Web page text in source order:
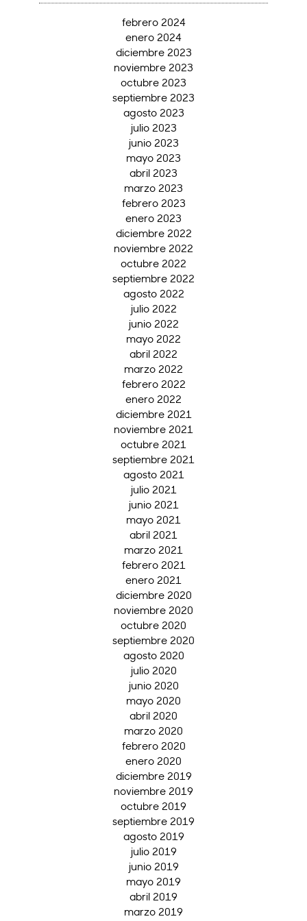
febrero 2024
enero 2024
diciembre 2023
noviembre 2023
octubre 2023
septiembre 2023
agosto 2023
julio 2023
junio 2023
mayo 2023
abril 2023
marzo 2023
febrero 2023
enero 2023
diciembre 2022
noviembre 2022
octubre 2022
septiembre 2022
agosto 2022
julio 2022
junio 2022
mayo 2022
abril 2022
marzo 2022
febrero 2022
enero 2022
diciembre 2021
noviembre 2021
octubre 2021
septiembre 2021
agosto 2021
julio 2021
junio 2021
mayo 2021
abril 2021
marzo 2021
febrero 2021
enero 2021
diciembre 2020
noviembre 2020
octubre 2020
septiembre 2020
agosto 2020
julio 2020
junio 2020
mayo 2020
abril 2020
marzo 2020
febrero 2020
enero 2020
diciembre 2019
noviembre 2019
octubre 2019
septiembre 2019
agosto 2019
julio 2019
junio 2019
mayo 2019
abril 2019
marzo 2019